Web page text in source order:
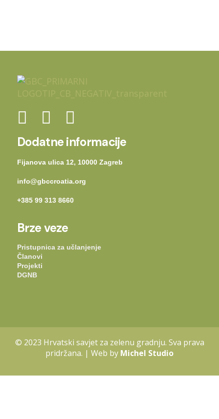
Dodatne informacije
Fijanova ulica 12, 10000 Zagreb
info@gbccroatia.org
+385 99 313 8660
Brze veze
Pristupnica za učlanjenje
Članovi
Projekti
DGNB
© 2023 Hrvatski savjet za zelenu gradnju. Sva prava
pridržana. | Web by Michel Studio